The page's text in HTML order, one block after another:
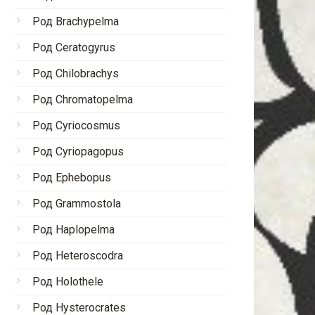
Род Brachypelma
Род Ceratogyrus
Род Chilobrachys
Род Chromatopelma
Род Cyriocosmus
Род Cyriopagopus
Род Ephebopus
Род Grammostola
Род Haplopelma
Род Heteroscodra
Род Holothele
Род Hysterocrates